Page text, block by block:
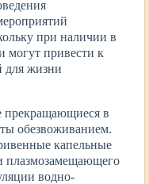
при наличии в
могут привести к
для жизни
прекращающиеся в
обезвоживанием.
капельные
плазмозамещающего
водно-